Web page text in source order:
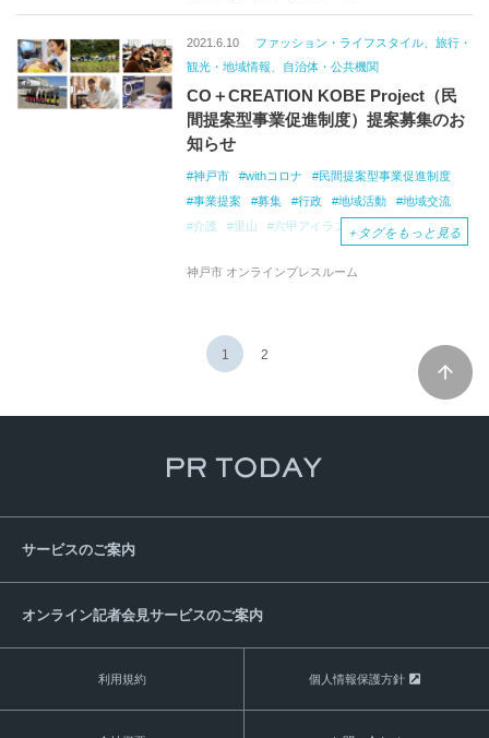
2021.6.10
ファッション・ライフスタイル、旅行・
観光・地域情報、自治体・公共機関
CO＋CREATION KOBE Project（民
間提案型事業促進制度）提案募集のお
知らせ
神戸市 withコロナ
民間提案型事業促進制度
事業提案
募集 行政 地域活動
地域交流
介護
里山 六甲アイランド 活性
農村資源
産学連携
都市空間
インフラ整備
＋ タグをもっと見る
神戸市 オンラインプレスルーム
1 2
サービスのご案内
オンライン記者会見サービスのご案内
利用規約 個人情報保護方針